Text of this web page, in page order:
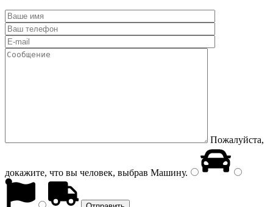
Пожалуйста,
докажите, что вы человек, выбрав Машину.